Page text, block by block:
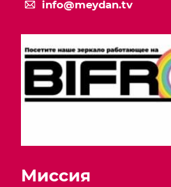
info@meydan.tv
Миссия